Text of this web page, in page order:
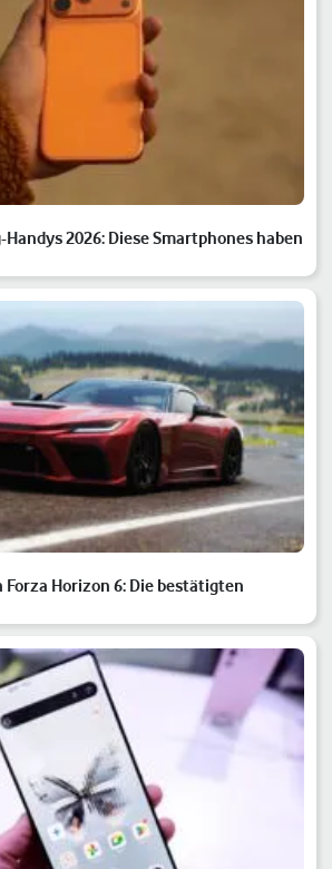
2026: Diese Smartphones haben
Horizon 6: Die bestätigten